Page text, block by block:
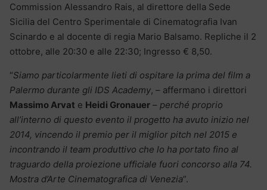
Commission Alessandro Rais, al direttore della Sede
Sicilia del Centro Sperimentale di Cinematografia Ivan
Scinardo e al docente di regia Mario Balsamo. Repliche il 2
ottobre, alle 20:30 e alle 22:30; Ingresso € 8,50.
“Siamo particolarmente lieti di ospitare la prima del film a
Palermo durante gli IDS Academy, – affermano i direttori
Massimo Arvat e Heidi Gronauer – perché proprio
all’interno di questo evento il progetto ha avuto inizio nel
2014, vincendo il premio per il miglior pitch nel 2015 e
incontrando il team produttivo che lo ha portato fino al
traguardo della proiezione ufficiale fuori concorso alla 74.
Mostra d’Arte Cinematografica di Venezia”.